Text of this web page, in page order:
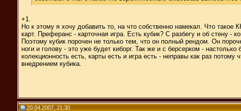
+1.
Но к этому я хочу добавить то, на что собственно намекал. Что такое
карт. Преферанс - карточная игра. Есть кубик? С разбегу и об стену -
Поэтому кубик порочен не только тем, что он полный рендом. Он
ноги и голову - это уже будет киборг. Так же и с берсерком -
колекционность есть, карты есть и игра есть - неправы как раз
внедрением кубика.
20.04.2007, 21:30